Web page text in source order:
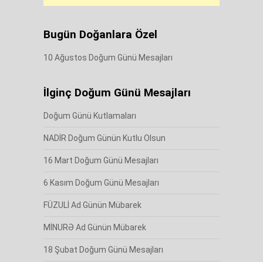
Bugün Doğanlara Özel
10 Ağustos Doğum Günü Mesajları
İlginç Doğum Günü Mesajları
Doğum Günü Kutlamaları
NADİR Doğum Günün Kutlu Olsun
16 Mart Doğum Günü Mesajları
6 Kasım Doğum Günü Mesajları
FÜZULİ Ad Günün Mübarek
MİNURƏ Ad Günün Mübarek
18 Şubat Doğum Günü Mesajları